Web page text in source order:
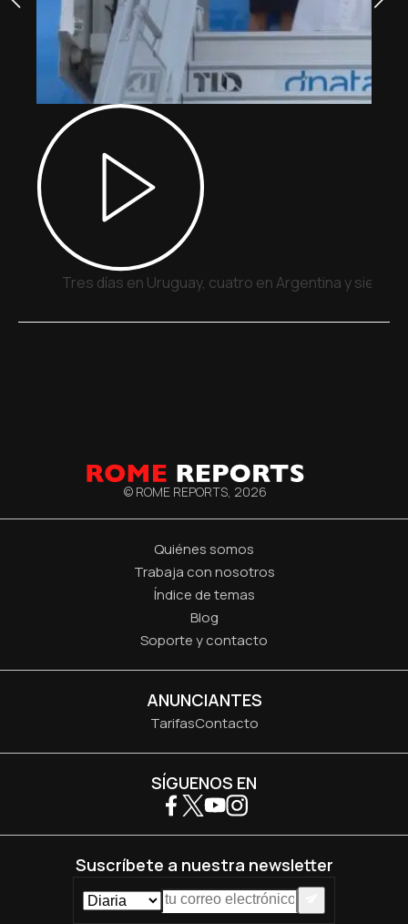
Tres días en Uruguay, cuatro en Argentina y siete
© ROME REPORTS, 2026
Quiénes somos
Trabaja con nosotros
Índice de temas
Blog
Soporte y contacto
ANUNCIANTES
TarifasContacto
SÍGUENOS EN
Suscríbete a nuestra newsletter